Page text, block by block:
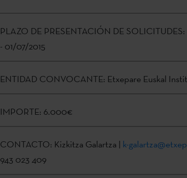
PLAZO DE PRESENTACIÓN DE SOLICITUDES:
- 01/07/2015
ENTIDAD CONVOCANTE: Etxepare Euskal
IMPORTE: 6.000€
CONTACTO: Kizkitza Galartza | k-
943 023 409